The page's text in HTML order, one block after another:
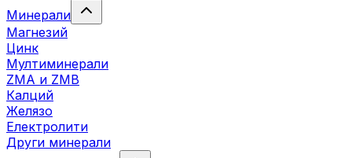
Минерали
Магнезий
Цинк
Мултиминерали
ZMA и ZMB
Калций
Желязо
Електролити
Други минерали